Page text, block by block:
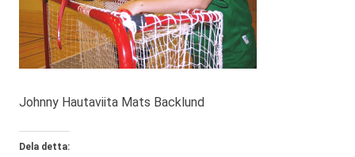
Johnny Hautaviita Mats Backlund
Dela detta: